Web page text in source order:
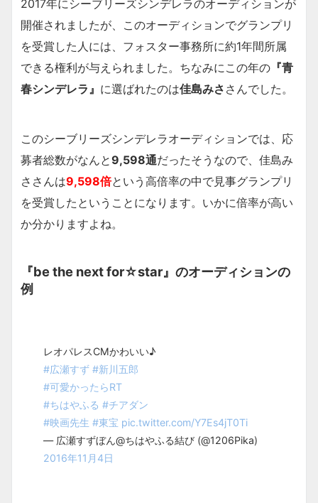
2017年にシーブリーズシンデレラのオーディションが
開催されましたが、このオーディションでグランプリ
を受賞した人には、フォスター事務所に約1年間所属
できる権利が与えられました。ちなみにこの年の 『青
春シンデレラ』 に選ばれたのは佳島みさ さんでした。
このシーブリーズシンデレラオーディションでは、応
募者総数がなんと9,598通だったそうなので、佳島み
ささんは9,598倍という高倍率の中で見事グランプリ
を受賞したということになります。いかに倍率が高い
か分かりますよね。
『be the next for☆star』のオーディションの
例
レオパレスCMかわいい♪
#広瀬すず #新川五郎
#可愛かったらRT
#ちはやふる #チアダン
#映画先生 #東宝 pic.twitter.com/Y7Es4jT0Ti
— 広瀬すずぼん@ちはやふる結び (@1206Pika)
2016年11月4日